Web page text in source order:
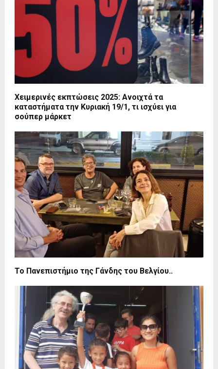
Χειμερινές εκπτώσεις 2025: Ανοιχτά τα
καταστήματα την Κυριακή 19/1, τι ισχύει για
σούπερ μάρκετ
Το Πανεπιστήμιο της Γάνδης του Βελγίου..